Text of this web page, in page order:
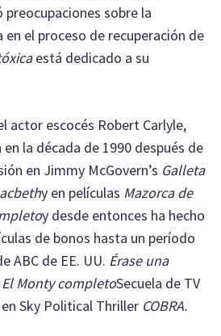
sobre la
en el proceso de recuperación de
está dedicado a su
actor escocés Robert Carlyle,
la década de 1990 después de
en Jimmy McGovern’s Galleta
y en películas Mazorca de
y desde entonces ha hecho
de bonos hasta un período
ABC de EE. UU. Érase una
El Monty completoSecuela de TV
Sky Political Thriller COBRA.